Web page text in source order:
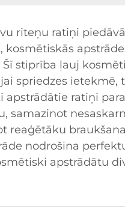
riteņu ratiņi
stiprība ļauj
spriedzes
ratiņi
samazinot
reaģētāku
nodrošina
apstrādātu